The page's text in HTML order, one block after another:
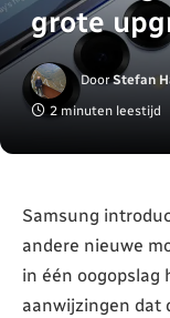
grote
Door Stefan
2 minuten leestijd
Samsung
andere nieuwe
in één oogopslag
aanwijzingen dat